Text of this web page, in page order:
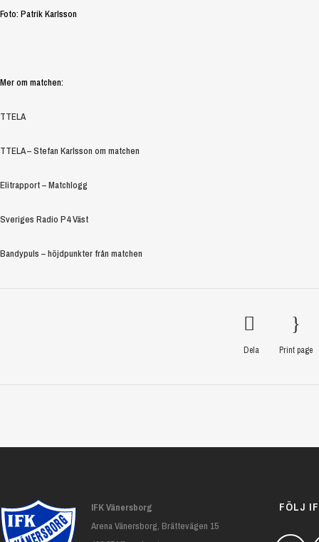
Foto: Patrik Karlsson
Mer om matchen:
TTELA
TTELA – Stefan Karlsson om matchen
Elitrapport – Matchlogg
Sveriges Radio P4 Väst
Bandypuls – höjdpunkter från matchen
Dela Print page
IFK Vänersborg
Arena Vänersborg, Brättevägen 15
FÖLJ